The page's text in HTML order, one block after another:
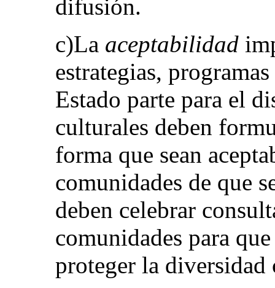
difusión.
c)La aceptabilidad
estrategias,
Estado parte para el
culturales deben
forma que sean
comunidades de que
deben celebrar
comunidades para
proteger la diversidad